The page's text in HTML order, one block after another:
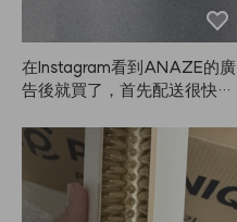
在Instagram看到ANAZE的廣
告後就買了，首先配送很快！
型效果也不錯，非常滿意，打
算之後就用這款了～